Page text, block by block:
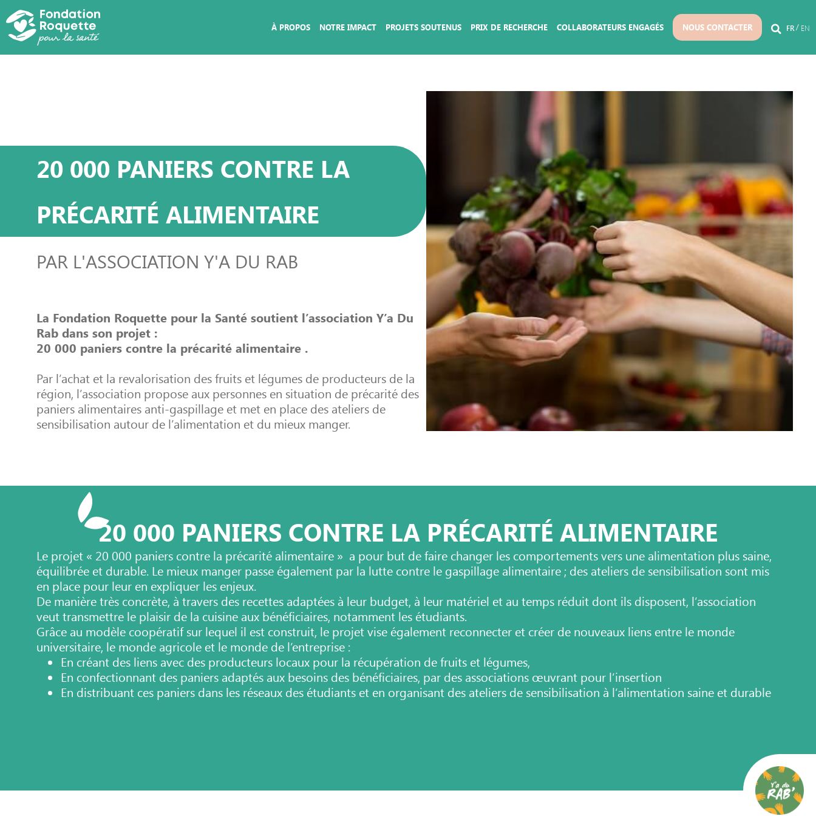
À PROPOS NOTRE IMPACT PROJETS SOUTENUS PRIX DE RECHERCHE COLLABORATEURS ENGAGÉS NOUS CONTACTER FR EN
PAR LE PROGRAMME MALIN
20 000 PANIERS CONTRE LA
PRÉCARITÉ ALIMENTAIRE
PAR L'ASSOCIATION Y'A DU RAB
La Fondation Roquette pour la Santé soutient l’association Y’a Du
Rab dans son projet :
20 000 paniers contre la précarité alimentaire .
Par l’achat et la revalorisation desfruits et légumes de producteurs de la
région, l’association propose aux personnes en situation de précarité des
paniers alimentaires anti-gaspillage et met en place des ateliers de
sensibilisation autour de l’alimentation et du mieux manger.
20 000 PANIERS CONTRE LA PRÉCARITÉ ALIMENTAIRE
Le projet « 20 000 paniers contre la précarité alimentaire » a pour but de faire changer les comportements vers une alimentation plus saine,
équilibrée et durable. Le mieux manger passe également par la lutte contre le gaspillage alimentaire ; des ateliers de sensibilisation sont mis
en place pour leur en expliquer les enjeux.
De manière très concrète, à travers des recettes adaptées à leur budget, à leur matériel et au temps réduit dont ils disposent, l’association
veut transmettre le plaisir de la cuisine aux bénéficiaires, notamment les étudiants.
Grâce au modèle coopératif sur lequel il est construit, le projetvise également reconnecter et créer de nouveaux liens entre le monde
universitaire, le monde agricole et le monde de l’entreprise :
En créant des liens avec des producteurs locaux pour la récupération de fruits et légumes,
En confectionnant des paniers adaptés aux besoins des bénéficiaires, par des associations œuvrant pour l’insertion
En distribuant ces paniers dans les réseaux des étudiants et en organisant des ateliers de sensibilisation à l’alimentation saine et durable